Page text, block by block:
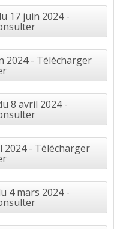
17 juin 2024 -
2024 - Télécharger
8 avril 2024 -
2024 - Télécharger
4 mars 2024 -